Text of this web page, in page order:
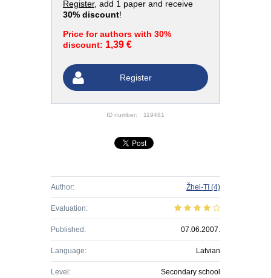
Register, add 1 paper and receive
30% discount!
Price for authors with 30%
discount: 1,39 €
Register
ID number: 119481
Author: Žhei-Tī(4)
Evaluation:
Published: 07.06.2007.
Language: Latvian
Level: Secondary school